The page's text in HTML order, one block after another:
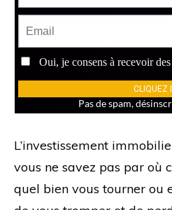
L’investissement
vous ne savez pas par où
quel bien vous tourner ou